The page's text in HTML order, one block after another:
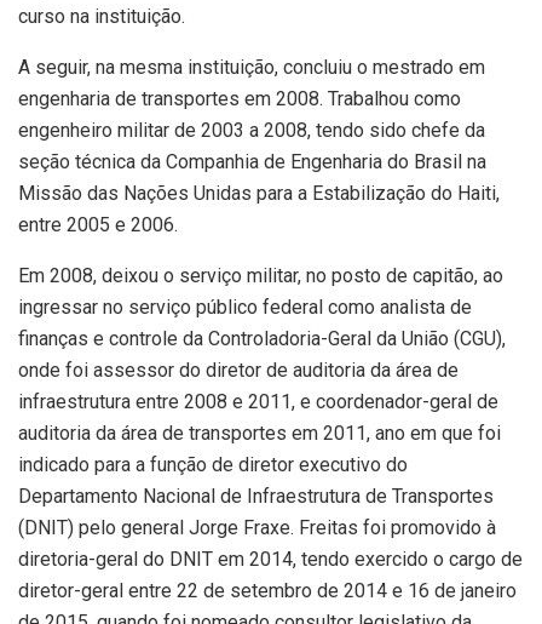
curso na instituição.
A seguir, na mesma instituição, concluiu o mestrado em
engenharia de transportes em 2008. Trabalhou como
engenheiro militar de 2003 a 2008, tendo sido chefe da
seção técnica da Companhia de Engenharia do Brasil na
Missão das Nações Unidas para a Estabilização do Haiti,
entre 2005 e 2006.
Em 2008, deixou o serviço militar, no posto de capitão, ao
ingressar no serviço público federal como analista de
finanças e controle da Controladoria-Geral da União (CGU),
onde foi assessor do diretor de auditoria da área de
infraestrutura entre 2008 e 2011, e coordenador-geral de
auditoria da área de transportes em 2011, ano em que foi
indicado para a função de diretor executivo do
Departamento Nacional de Infraestrutura de Transportes
(DNIT) pelo general Jorge Fraxe. Freitas foi promovido à
diretoria-geral do DNIT em 2014, tendo exercido o cargo de
diretor-geral entre 22 de setembro de 2014 e 16 de janeiro